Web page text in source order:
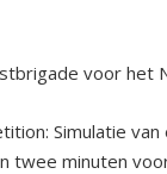
voor het
Simulatie
minuten